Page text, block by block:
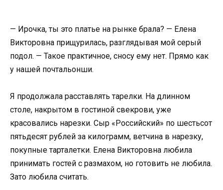
— Ирочка, ты это платье на рынке брала? — Елена
Викторовна прищурилась, разглядывая мой серый
подол. — Такое практичное, сносу ему нет. Прямо как
у нашей почтальонши.
Я продолжала расставлять тарелки. На длинном
столе, накрытом в гостиной свекрови, уже
красовались нарезки. Сыр «Российский» по шестьсот
пятьдесят рублей за килограмм, ветчина в нарезку,
покупные тарталетки. Елена Викторовна любила
принимать гостей с размахом, но готовить не любила.
Зато любила считать.